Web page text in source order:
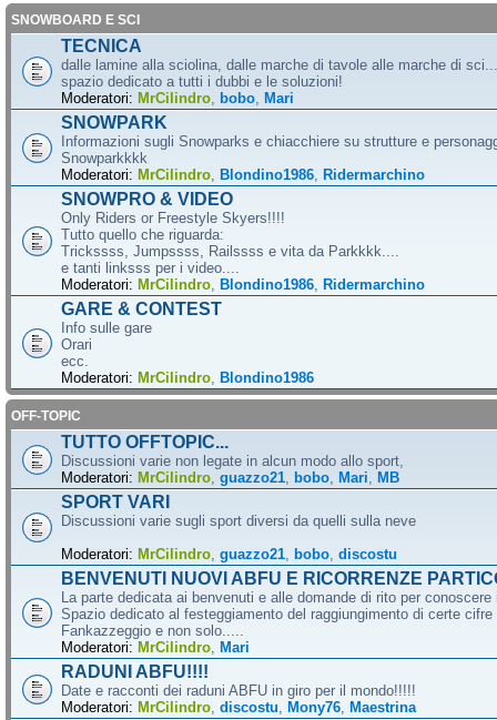
SNOWBOARD E SCI
TECNICA
dalle lamine alla sciolina, dalle marche di tavole alle marche di
spazio dedicato a tutti i dubbi e le soluzioni!
Moderatori: MrCilindro bobo Mari
SNOWPARK
Informazioni sugli Snowparks e chiacchiere su strutture e
Snowparkkkk
Moderatori: MrCilindro Blondino1986 Ridermarchino
SNOWPRO & VIDEO
Only Riders or Freestyle Skyers!!!!
Tutto quello che riguarda:
Trickssss, Jumpssss, Railssss e vita da Parkkkk....
e tanti linksss per i video....
Moderatori: MrCilindro Blondino1986 Ridermarchino
GARE & CONTEST
Info sulle gare
Orari
ecc.
Moderatori: MrCilindro Blondino1986
OFF-TOPIC
TUTTO OFFTOPIC...
Discussioni varie non legate in alcun modo allo sport,
Moderatori: MrCilindro guazzo21 bobo Mari MB
SPORT VARI
Discussioni varie sugli sport diversi da quelli sulla neve
Moderatori: MrCilindro guazzo21 bobo discostu
BENVENUTI NUOVI ABFU E RICORRENZE
La parte dedicata ai benvenuti e alle domande di rito per
Spazio dedicato al festeggiamento del raggiungimento di certe cifre
Fankazzeggio e non solo.....
Moderatori: MrCilindro Mari
RADUNI ABFU!!!!
Date e racconti dei raduni ABFU in giro per il mondo!!!!!
Moderatori: MrCilindro discostu Mony76 Maestrina